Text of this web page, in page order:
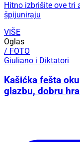
Hitno izbrišite ove tri
špijuniraju
VIŠE
Oglas
/ FOTO
Giuliano i Diktatori
Kašićka fešta
glazbu, dobru